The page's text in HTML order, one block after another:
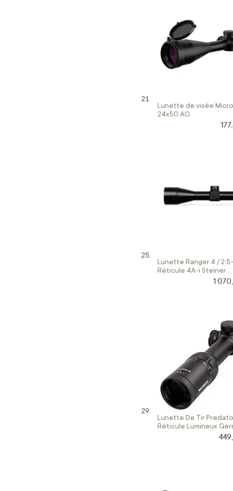
Lunette de visée
24x50 AO
Lunette Ranger 4 /
Réticule 4A-i Steiner
Prix
1
Lunette De Tir
Réticule Lumineux
Prix